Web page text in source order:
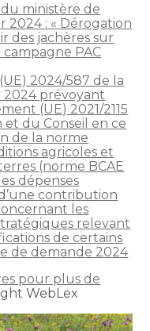
ministère de
2024 : « Dérogation
des jachères sur
campagne PAC
2024/587 de la
2024 prévoyant
(UE) 2021/2115
du Conseil en ce
de la norme
agricoles et
(norme BCAE
dépenses
contribution
les
relevant
de certains
de demande 2024
pour plus de
WebLex